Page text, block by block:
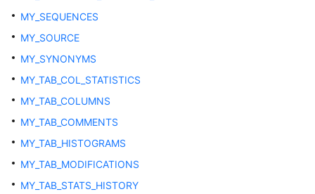
述
系
表
系
视
图
MY_SEQUENCES
MY_SOURCE
MY_SYNONYMS
MY_TAB_COL_STATISTICS
MY_TAB_COLUMNS
MY_TAB_COMMENTS
MY_TAB_HISTOGRAMS
MY_TAB_MODIFICATIONS
MY_TAB_STATS_HISTORY